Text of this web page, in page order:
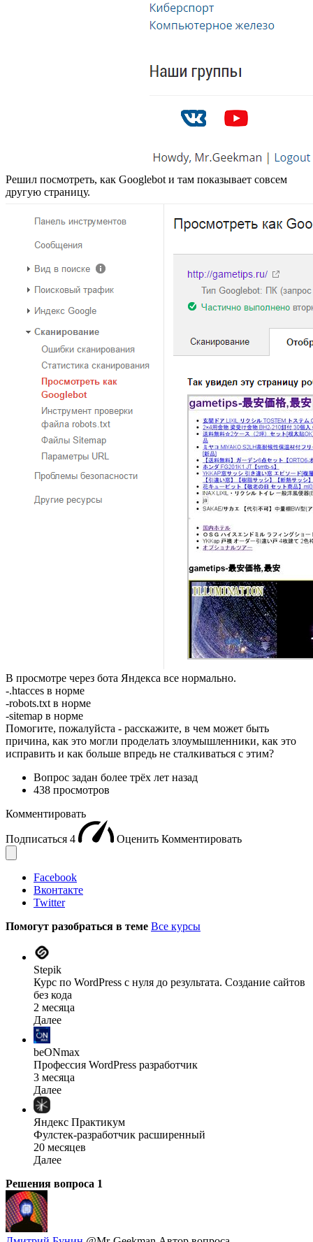
Решил посмотреть, как Googlebot и там показывает совсем
другую страницу.
В просмотре через бота Яндекса все нормально.
-.htacces в норме
-robots.txt в норме
-sitemap в норме
Помогите, пожалуйста - расскажите, в чем может быть
причина, как это могли проделать злоумышленники, как это
исправить и как больше впредь не сталкиваться с этим?
Вопрос задан более трёх лет назад
438 просмотров
Комментировать
Подписаться 4 Оценить Комментировать
Facebook
Вконтакте
Twitter
Помогут разобраться в теме Все курсы
Stepik
Курс по WordPress с нуля до результата. Создание сайтов
без кода
2 месяца
Далее
beONmax
Профессия WordPress разработчик
3 месяца
Далее
Яндекс Практикум
Фулстек-разработчик расширенный
20 месяцев
Далее
Решения вопроса 1